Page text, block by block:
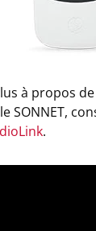
à propos
SONNET,
.